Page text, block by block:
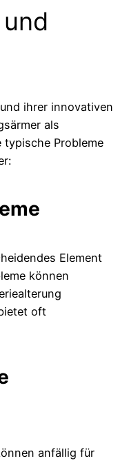
ihrer innovativen
als
typische Probleme
Element
können
oft
anfällig für